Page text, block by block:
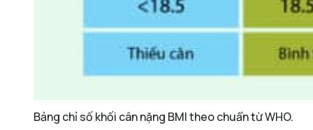
Bảng chỉ số khối cân nặng BMI theo chuẩn từ WHO.